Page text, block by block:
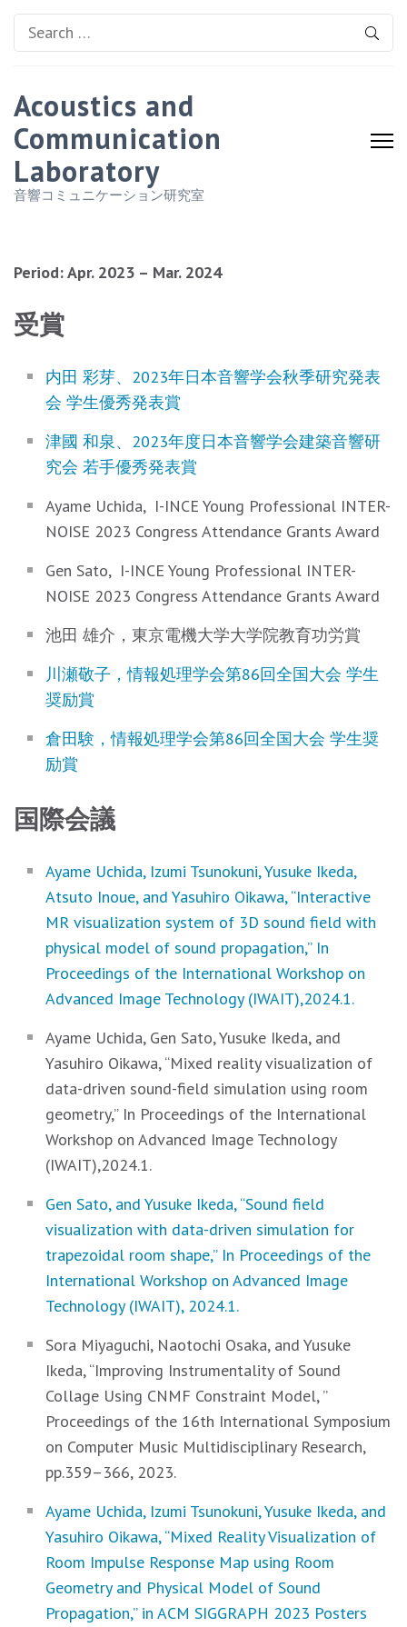
Search
for:
Acoustics and
Communication
Laboratory
音響コミュニケーション研究室
Period: Apr. 2023 – Mar. 2024
受賞
内田 彩芽、2023年日本音響学会秋季研究発表
会 学生優秀発表賞
津國 和泉、2023年度日本音響学会建築音響研
究会 若手優秀発表賞
Ayame Uchida, I-INCE Young Professional INTER-
NOISE 2023 Congress Attendance Grants Award
Gen Sato, I-INCE Young Professional INTER-
NOISE 2023 Congress Attendance Grants Award
池田 雄介，東京電機大学大学院教育功労賞
川瀬敬子，情報処理学会第86回全国大会 学生
奨励賞
倉田験，情報処理学会第86回全国大会 学生奨
励賞
国際会議
Ayame Uchida, Izumi Tsunokuni, Yusuke Ikeda,
Atsuto Inoue, and Yasuhiro Oikawa, “Interactive
MR visualization system of 3D sound field with
physical model of sound propagation,” In
Proceedings of the International Workshop on
Advanced Image Technology (IWAIT),2024.1.
Ayame Uchida, Gen Sato, Yusuke Ikeda, and
Yasuhiro Oikawa, “Mixed reality visualization of
data-driven sound-field simulation using room
geometry,” In Proceedings of the International
Workshop on Advanced Image Technology
(IWAIT),2024.1.
Gen Sato, and Yusuke Ikeda, “Sound field
visualization with data-driven simulation for
trapezoidal room shape,” In Proceedings of the
International Workshop on Advanced Image
Technology (IWAIT), 2024.1.
Sora Miyaguchi, Naotochi Osaka, and Yusuke
Ikeda, “Improving Instrumentality of Sound
Collage Using CNMF Constraint Model, ”
Proceedings of the 16th International Symposium
on Computer Music Multidisciplinary Research,
pp.359–366, 2023.
Ayame Uchida, Izumi Tsunokuni, Yusuke Ikeda, and
Yasuhiro Oikawa, “Mixed Reality Visualization of
Room Impulse Response Map using Room
Geometry and Physical Model of Sound
Propagation,” in ACM SIGGRAPH 2023 Posters